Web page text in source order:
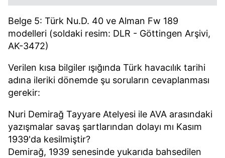
Belge 5: Türk Nu.D. 40 ve Alman Fw 189
modelleri (soldaki resim: DLR - Göttingen Arşivi,
AK-3472)
Verilen kısa bilgiler ışığında Türk havacılık tarihi
adına ileriki dönemde şu soruların cevaplanması
gerekir:
Nuri Demirağ Tayyare Atelyesi ile AVA arasındaki
yazışmalar savaş şartlarından dolayı mı Kasım
1939'da kesilmiştir?
Demirağ, 1939 senesinde yukarıda bahsedilen